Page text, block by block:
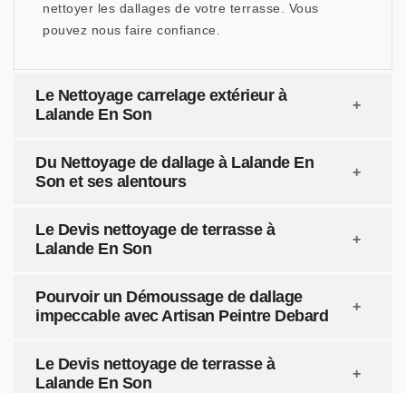
nettoyer les dallages de votre terrasse. Vous
pouvez nous faire confiance.
Le Nettoyage carrelage extérieur à
Lalande En Son
Du Nettoyage de dallage à Lalande En
Son et ses alentours
Le Devis nettoyage de terrasse à
Lalande En Son
Pourvoir un Démoussage de dallage
impeccable avec Artisan Peintre Debard
Le Devis nettoyage de terrasse à
Lalande En Son